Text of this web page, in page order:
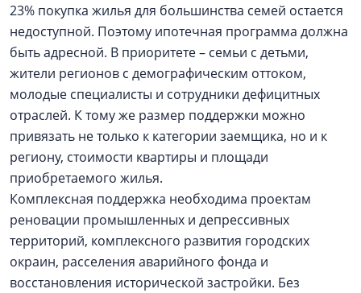
23% покупка жилья для большинства семей остается
недоступной. Поэтому ипотечная программа должна
быть адресной. В приоритете – семьи с детьми,
жители регионов с демографическим оттоком,
молодые специалисты и сотрудники дефицитных
отраслей. К тому же размер поддержки можно
привязать не только к категории заемщика, но и к
региону, стоимости квартиры и площади
приобретаемого жилья.
Комплексная поддержка необходима проектам
реновации промышленных и депрессивных
территорий, комплексного развития городских
окраин, расселения аварийного фонда и
восстановления исторической застройки. Без